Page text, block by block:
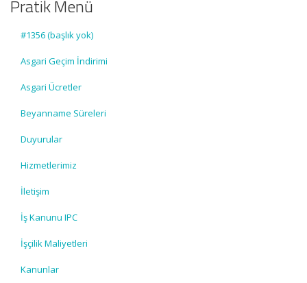
Pratik Menü
#1356 (başlık yok)
Asgari Geçim İndirimi
Asgari Ücretler
Beyanname Süreleri
Duyurular
Hizmetlerimiz
İletişim
İş Kanunu IPC
İşçilik Maliyetleri
Kanunlar